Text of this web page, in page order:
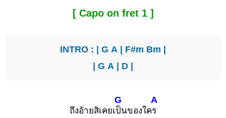
[ Capo on fret 1 ]
INTRO : | G A | F#m Bm |
| G A | D |
ถึงอ้ายสิเคยเ
G
ป็นของใค
A
ร